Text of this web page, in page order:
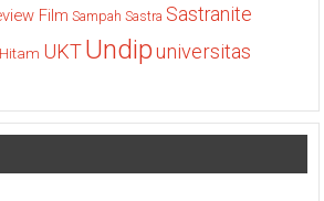
Film Sampah Sastra Sastranite
UKTUndipuniversitas